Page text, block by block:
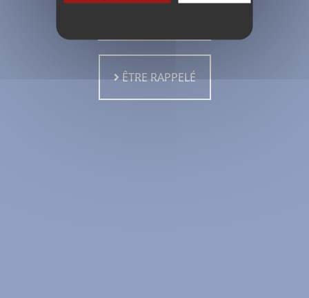
ÊTRE RAPPELÉ